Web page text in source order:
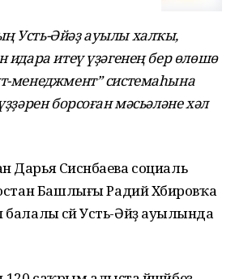
Усть-Әйәҙ ауылы халҡы,
идара итеү үҙәгенең бер өлөшө
менеджмент” системаһына
борсоған мәсьәләне хәл
Сисәнбаева социаль
Башлығы Радий Хәбировҡа
балалы әсәй Усть-Әйәҙ ауылында